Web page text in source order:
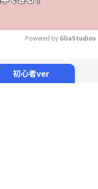
Powered by GliaStudios
初心者ver